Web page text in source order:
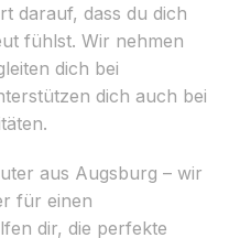
darauf, dass du dich
fühlst. Wir nehmen
dich bei
dich auch bei
aus Augsburg – wir
für einen
dir, die perfekte